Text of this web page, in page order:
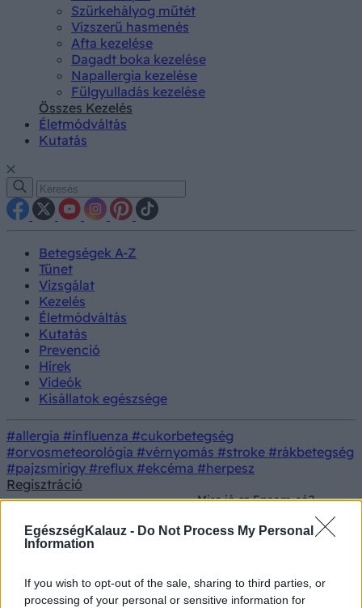
EgészségKalauz - Do Not Process My Personal
Information
If you wish to opt-out of the sale, sharing to third parties, or
processing of your personal or sensitive information for
Szürkehályog műtét
Vízszerű hasmenés
Afta kezelése
Dagadt boka kezelése
Napallergia kezelése
Fülgyulladás kezelése
Összes Kezelés
Életmódváltás
Kutatás
Betegségek A-Z
Tünet
Vizsgálat
Kezelés
Életmódváltás
Kutatás
Prevenció
Hírek
Videók
Kisállatok egészsége
#allergia #influenza #cukorbetegség
#orvosmeteorológia #vérnyomás #stroke #rákbetegség
#pajzsmirigy #reflux #ekcéma #herpesz
Regisztráció
Mire jó az Epsom-só?
magnéziumhiányon
segít a magnéziumhiányon